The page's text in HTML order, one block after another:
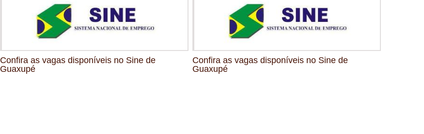
Confira as vagas disponíveis no Sine de
Guaxupé
Confira as vagas disponíveis no Sine de
Guaxupé